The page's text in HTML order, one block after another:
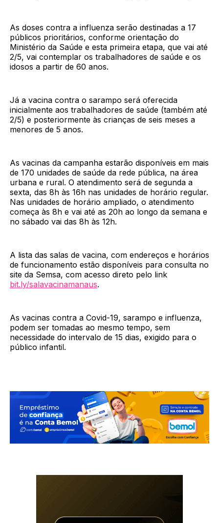
As doses contra a influenza serão destinadas a 17
públicos prioritários, conforme orientação do
Ministério da Saúde e esta primeira etapa, que vai até
2/5, vai contemplar os trabalhadores de saúde e os
idosos a partir de 60 anos.
Já a vacina contra o sarampo será oferecida
inicialmente aos trabalhadores de saúde (também até
2/5) e posteriormente às crianças de seis meses a
menores de 5 anos.
As vacinas da campanha estarão disponíveis em mais
de 170 unidades de saúde da rede pública, na área
urbana e rural. O atendimento será de segunda a
sexta, das 8h às 16h nas unidades de horário regular.
Nas unidades de horário ampliado, o atendimento
começa às 8h e vai até as 20h ao longo da semana e
no sábado vai das 8h às 12h.
A lista das salas de vacina, com endereços e horários
de funcionamento estão disponíveis para consulta no
site da Semsa, com acesso direto pelo link
bit.ly/salavacinamanaus.
As vacinas contra a Covid-19, sarampo e influenza,
podem ser tomadas ao mesmo tempo, sem
necessidade do intervalo de 15 dias, exigido para o
público infantil.